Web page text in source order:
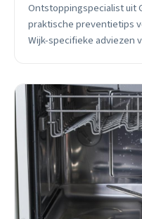
Ontstoppingspecialist uit
praktische preventietips
Wijk-specifieke adviezen